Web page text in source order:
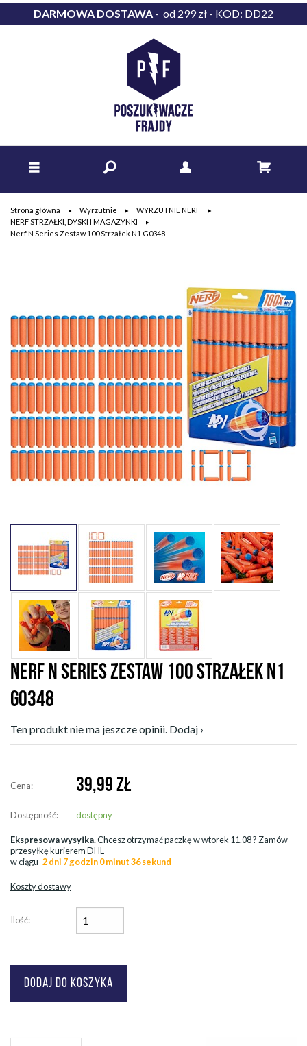
DARMOWA DOSTAWA - od 299 zł - KOD: DD22
Strona główna Wyrzutnie
WYRZUTNIE NERF
NERF STRZAŁKI, DYSKI I MAGAZYNKI
Nerf N Series Zestaw 100 Strzałek N1 G0348
NERF N SERIES ZESTAW 100 STRZAŁEK N1
G0348
Ten produkt nie ma jeszcze opinii. Dodaj ›
Cena: 39,99 ZŁ
Dostępność: dostępny
Ekspresowa wysyłka.Chcesz otrzymać paczkę wwtorek 11.08? Zamów
przesyłkę kurierem DHL
w ciągu 2 dni 7 godzin 0 minut 34 sekund
Koszty dostawy
Ilość: